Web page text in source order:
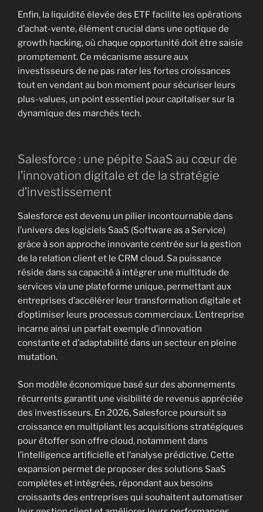
Enfin, la liquidité élevée des ETF facilite les opérations
d’achat-vente, élément crucial dans une optique de
growth hacking, où chaque opportunité doit être saisie
promptement. Ce mécanisme assure aux
investisseurs de ne pas rater les fortes croissances
tout en vendant au bon moment pour sécuriser leurs
plus-values, un point essentiel pour capitaliser sur la
dynamique des marchés tech.
Salesforce : une pépite SaaS au cœur de
l’innovation digitale et de la stratégie
d’investissement
Salesforce est devenu un pilier incontournable dans
l’univers des logiciels SaaS (Software as a Service)
grâce à son approche innovante centrée sur la gestion
de la relation client et le CRM cloud. Sa puissance
réside dans sa capacité à intégrer une multitude de
services via une plateforme unique, permettant aux
entreprises d’accélérer leur transformation digitale et
d’optimiser leurs processus commerciaux. L’entreprise
incarne ainsi un parfait exemple d’innovation
constante et d’adaptabilité dans un secteur en pleine
mutation.
Son modèle économique basé sur des abonnements
récurrents garantit une visibilité de revenus appréciée
des investisseurs. En 2026, Salesforce poursuit sa
croissance en multipliant les acquisitions stratégiques
pour étoffer son offre cloud, notamment dans
l’intelligence artificielle et l’analyse prédictive. Cette
expansion permet de proposer des solutions SaaS
complètes et intégrées, répondant aux besoins
croissants des entreprises qui souhaitent automatiser